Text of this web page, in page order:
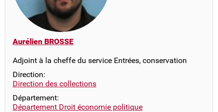
Aurélien BROSSE
Adjoint à la cheffe du service Entrées, conservation
Direction:
Direction des collections
Département:
Département Droit économie politique